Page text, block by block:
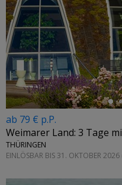
←
ab 79 € p.P.
Weimarer Land: 3 Tage
THÜRINGEN
EINLÖSBAR BIS 31. OKTOBER 2026